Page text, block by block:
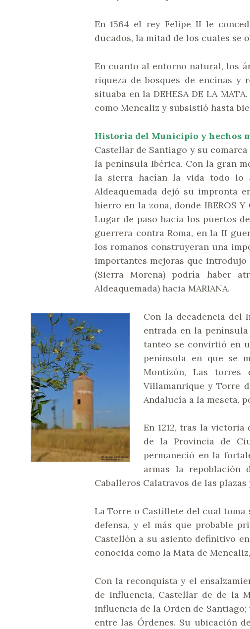
En 1564 el rey Felipe II le
ducados, la mitad de los cuales se
En cuanto al entorno natural, los
riqueza de bosques de encinas y
situaba en la DEHESA DE LA
como Mencaliz y subsistió hasta
Historia del Municipio y hechos
Castellar de Santiago y su
la península Ibérica. Con la gran
la sierra hacían la vida todo lo
Aldeaquemada dejó su impronta
hierro en la zona, donde IBEROS
Lugar de paso hacia los puertos
guerrera contra Roma, en la II
los romanos construyeran una
importantes mejoras que introdujo
(Sierra Morena) podría haber
Aldeaquemada) hacia MARIANA.
Con la decadencia del
entrada en la
tanteo se convirtió en
península en que se
Montizón, Las
Villamanrique y Torre
Andalucía a la meseta,
En 1212, tras la
de la Provincia de
permaneció en la
armas la repoblación
Caballeros Calatravos de las
La Torre o Castillete del cual toma
defensa, y el más que probable
Castellón a su asiento definitivo
conocida como la Mata de
Con la reconquista y el
de influencia, Castellar de de la
influencia de la Orden de
entre las Órdenes. Su ubicación